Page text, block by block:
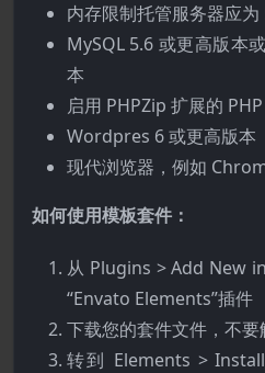
内存限制托管服务器应
MySQL 5.6 或更高版本
本
启用 PHPZip 扩展的
Wordpres 6 或更高版本
现代浏览器，例如
如何使用模板套件：
从 Plugins > Add New
“Envato Elements”插件
下载您的套件文件，不要
转到 Elements >